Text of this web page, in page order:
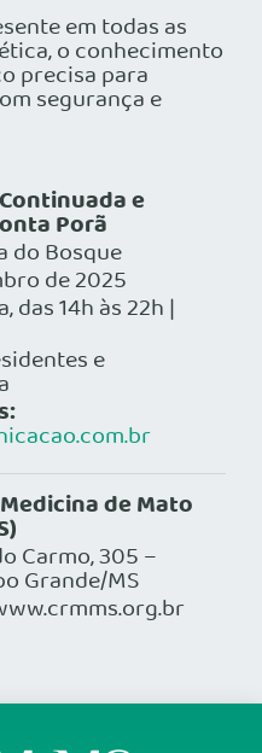
em todas as
o conhecimento
precisa para
segurança e
e
Porã
do Bosque
de 2025
14h às 22h |
e
de Mato
Carmo, 305 –
Grande/MS